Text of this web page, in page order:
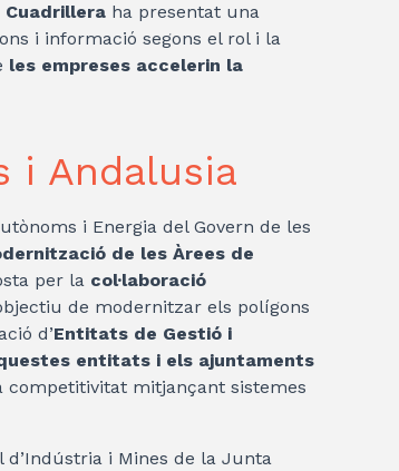
Cuadrillera ha presentat una
i informació segons el rol i la
les empreses accelerin la
i Andalusia
i Energia del Govern de les
de les Àrees de
per la col·laboració
de modernitzar els polígons
d’Entitats de Gestió i
entitats i els ajuntaments
competitivitat mitjançant sistemes
d’Indústria i Mines de la Junta